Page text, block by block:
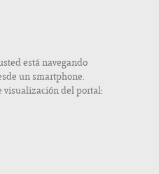
está navegando
un smartphone.
visualización del portal: